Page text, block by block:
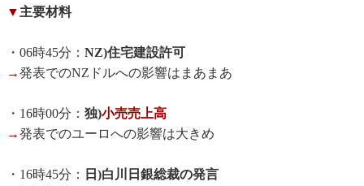
▼主要材料
・06時45分： NZ)住宅建設許可
→発表でのNZドルへの影響はまあまあ
・16時00分： 独)小売売上高
→発表でのユーロへの影響は大きめ
・16時45分：
日)白川日銀総裁の発言